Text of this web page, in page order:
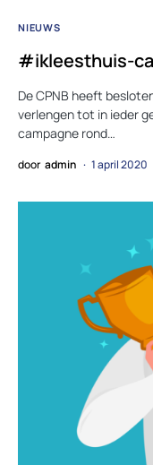
NIEUWS
#ikleesthuis-
De CPNB heeft
verlengen tot in ieder
campagne rond…
door admin 1 april 2020